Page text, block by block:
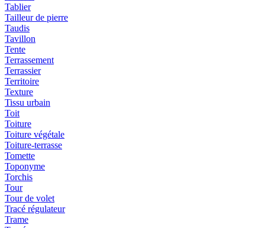
Tablier
Tailleur de pierre
Taudis
Tavillon
Tente
Terrassement
Terrassier
Territoire
Texture
Tissu urbain
Toit
Toiture
Toiture végétale
Toiture-terrasse
Tomette
Toponyme
Torchis
Tour
Tour de volet
Tracé régulateur
Trame